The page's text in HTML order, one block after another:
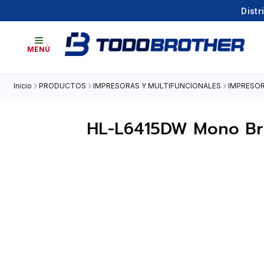
MENÚ
Inicio PRODUCTOS IMPRESORAS Y MULTIFUNCIONALES
HL-L6415DW Mono